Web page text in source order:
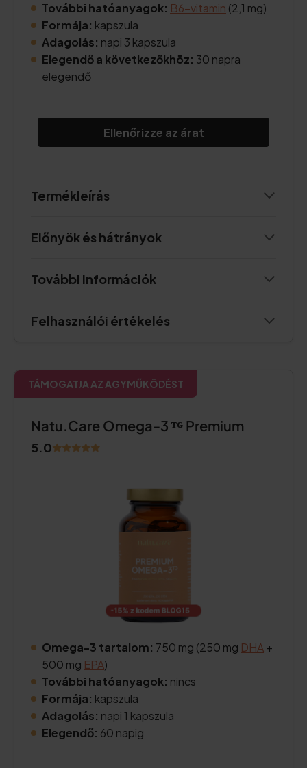
További hatóanyagok: B6-vitamin (2,1 mg)
Formája: kapszula
Adagolás: napi 3 kapszula
Elegendő a következőkhöz: 30 napra
elegendő
Ellenőrizze az árat
Termékleírás
Előnyök és hátrányok
További információk
Felhasználói értékelés
TÁMOGATJA AZ AGYMŰKÖDÉST
Natu.Care Omega-3 ᵀᴳ Premium
5.0
Omega-3 tartalom: 750 mg (250 mg DHA+
500 mg EPA)
További hatóanyagok: nincs
Formája: kapszula
Adagolás: napi 1 kapszula
Elegendő: 60 napig